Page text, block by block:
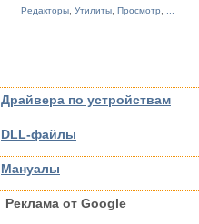
Редакторы, Утилиты, Просмотр, ...
Драйвера по устройствам
DLL-файлы
Мануалы
Реклама от Google